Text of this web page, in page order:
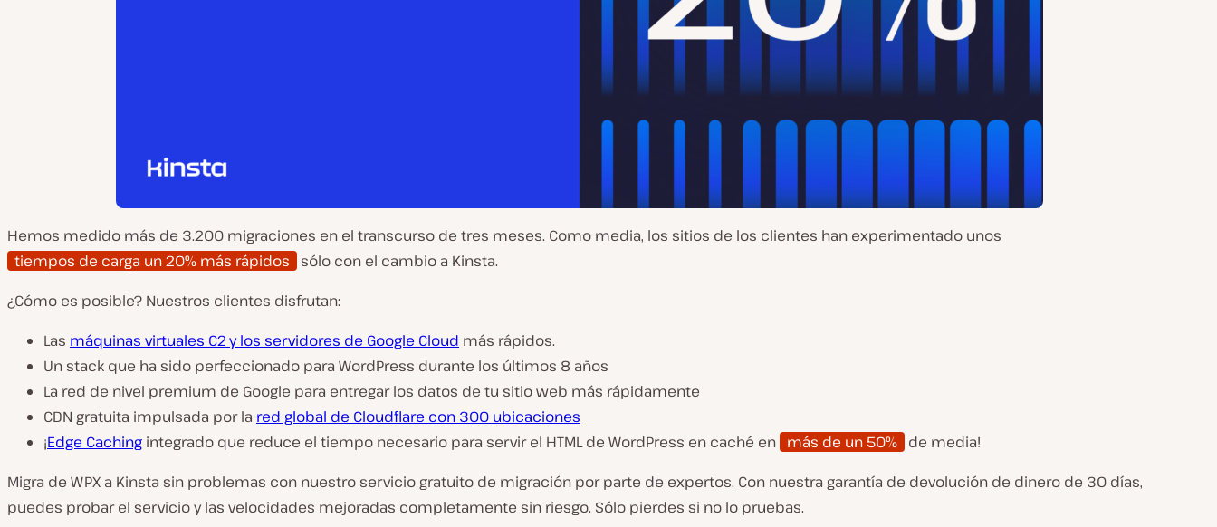
Hemos medido más de 3.200 migraciones en el transcurso de tres meses. Como media, los sitios de los clientes han experimentado unos
tiempos de carga un 20% más rápidos
sólo con el cambio a Kinsta.
¿Cómo es posible? Nuestros clientes disfrutan:
Las máquinas virtuales C2 y los servidores de Google Cloud más rápidos.
Un stack que ha sido perfeccionado para WordPress durante los últimos 8 años
La red de nivel premium de Google para entregar los datos de tu sitio web más rápidamente
CDN gratuita impulsada por la red global de Cloudflare con 300 ubicaciones
¡Edge Caching integrado que reduce el tiempo necesario para servir el HTML de WordPress en caché en más de un 50% de media!
Migra de WPX a Kinsta sin problemas con nuestro servicio gratuito de migración por parte de expertos. Con nuestra garantía de devolución de dinero de 30 días,
puedes probar el servicio y las velocidades mejoradas completamente sin riesgo. Sólo pierdes si no lo pruebas.